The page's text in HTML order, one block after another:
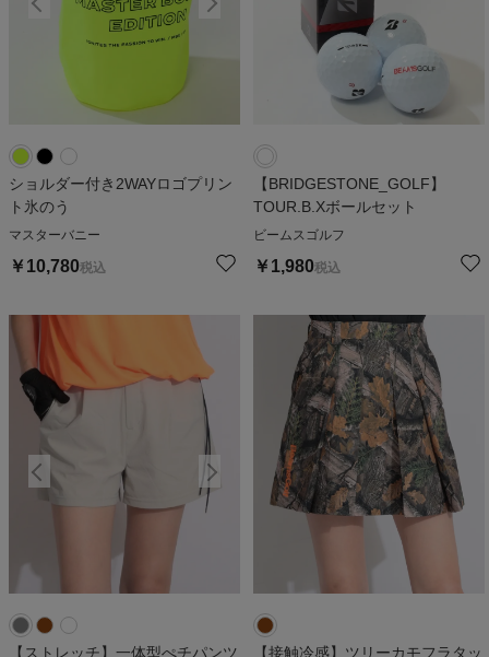
ショルダー付き2WAYロゴプリン
ト氷のう
マスターバニー
￥ 10,780税込
【BRIDGESTONE_GOLF】
TOUR.B.Xボールセット
ビームスゴルフ
￥ 1,980税込
【ストレッチ】一体型ぺチパンツ
【接触冷感】ツリーカモフラタッ